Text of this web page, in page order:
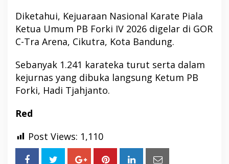
Diketahui, Kejuaraan Nasional Karate Piala
Ketua Umum PB Forki IV 2026 digelar di GOR
C-Tra Arena, Cikutra, Kota Bandung.
Sebanyak 1.241 karateka turut serta dalam
kejurnas yang dibuka langsung Ketum PB
Forki, Hadi Tjahjanto.
Red
Post Views: 1,110